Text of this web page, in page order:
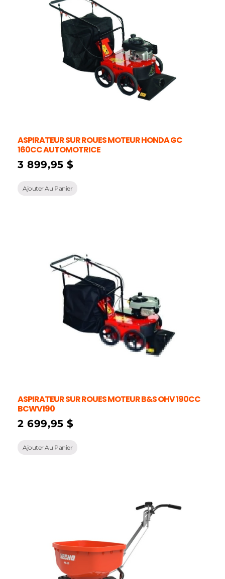
ASPIRATEUR SUR ROUES MOTEUR HONDA GC
160CC AUTOMOTRICE
3 899,95$
Ajouter Au Panier
ASPIRATEUR SUR ROUES MOTEUR B&S OHV 190CC
BCWV190
2 699,95$
Ajouter Au Panier